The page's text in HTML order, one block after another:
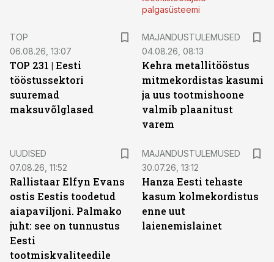
palgasüsteemi
TOP
06.08.26, 13:07
TOP 231 | Eesti
tööstussektori
suuremad
maksuvõlglased
MAJANDUSTULEMUSED
04.08.26, 08:13
Kehra metallitööstus
mitmekordistas kasumi
ja uus tootmishoone
valmib plaanitust
varem
UUDISED
07.08.26, 11:52
Rallistaar Elfyn Evans
ostis Eestis toodetud
aiapaviljoni. Palmako
juht: see on tunnustus
Eesti
tootmiskvaliteedile
MAJANDUSTULEMUSED
30.07.26, 13:12
Hanza Eesti tehaste
kasum kolmekordistus
enne uut
laienemislainet